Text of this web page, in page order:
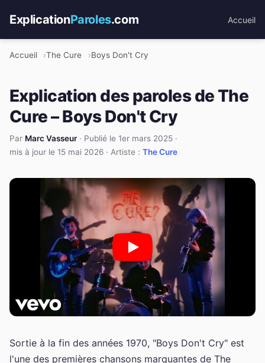
ExplicationParoles.com Accueil
Accueil The Cure Boys Don't Cry
Explication des paroles de The
Cure – Boys Don't Cry
Par Marc Vasseur· Publié le 1er mars 2025 ·
mis à jour le 15 mai 2026 · Artiste : The Cure
Sortie à la fin des années 1970, "Boys Don't Cry" est
l'une des premières chansons marquantes de The